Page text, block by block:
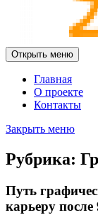
Открыть меню
Главная
О проекте
Контакты
Закрыть меню
Рубрика:
Путь
карьеру после